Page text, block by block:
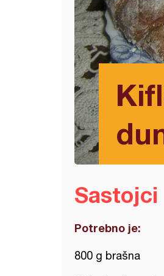
Sastojci
Potrebno je:
800 g brašna